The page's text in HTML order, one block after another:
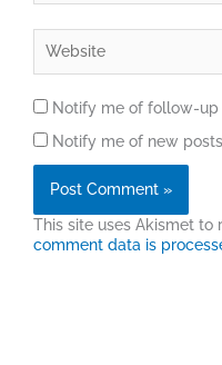
Notify me of follow-
Notify me of new
This site uses Akismet to
comment data is